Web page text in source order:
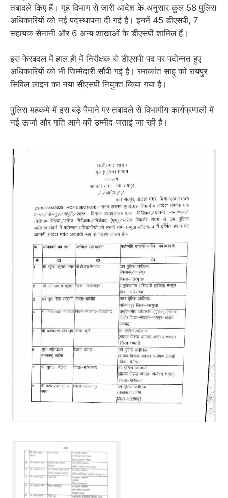
तबादले किए हैं। गृह विभाग से जारी आदेश के अनुसार कुल 58 पुलिस
अधिकारियों को नई पदस्थापना दी गई है। इनमें 45 डीएसपी, 7
सहायक सेनानी और 6 अन्य शाखाओं के डीएसपी शामिल हैं।
इस फेरबदल में हाल ही में निरीक्षक से डीएसपी पद पर पदोन्नत हुए
अधिकारियों को भी जिम्मेदारी सौंपी गई है। रमाकांत साहू को रायपुर
सिविल लाइन का नया सीएसपी नियुक्त किया गया है।
पुलिस महकमे में इस बड़े पैमाने पर तबादले से विभागीय कार्यप्रणाली में
नई ऊर्जा और गति आने की उम्मीद जताई जा रही है।